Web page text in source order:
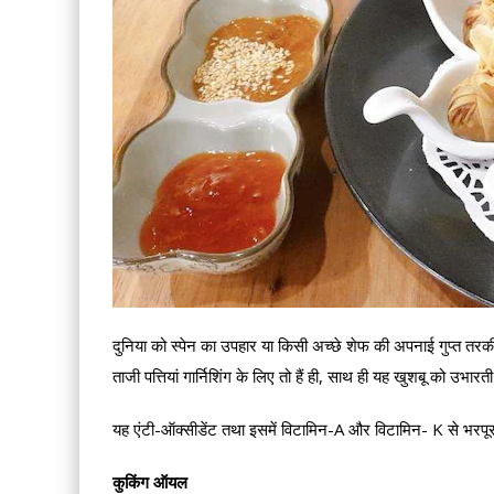
दुनिया को स्पेन का उपहार या किसी अच्छे शेफ की अपनाई गुप्त
ताजी पत्तियां गार्निशिंग के लिए तो हैं ही, साथ ही यह खुशबू को
यह एंटी-ऑक्सीडेंट तथा इसमें विटामिन-A और विटामिन- K से भरपूर
कुकिंग ऑयल